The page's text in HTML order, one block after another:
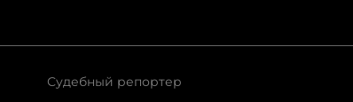
Судебный репортер